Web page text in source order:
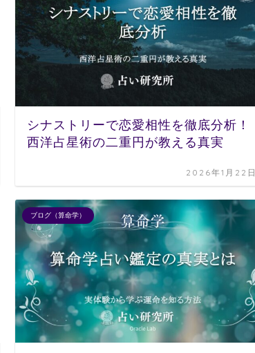
シナストリーで恋愛相性を徹底分析！
西洋占星術の二重円が教える真実
2026年1月22日
ブログ（算命学）